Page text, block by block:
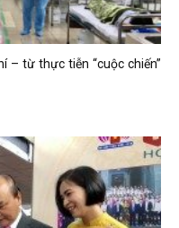
– từ thực tiễn “cuộc chiến”